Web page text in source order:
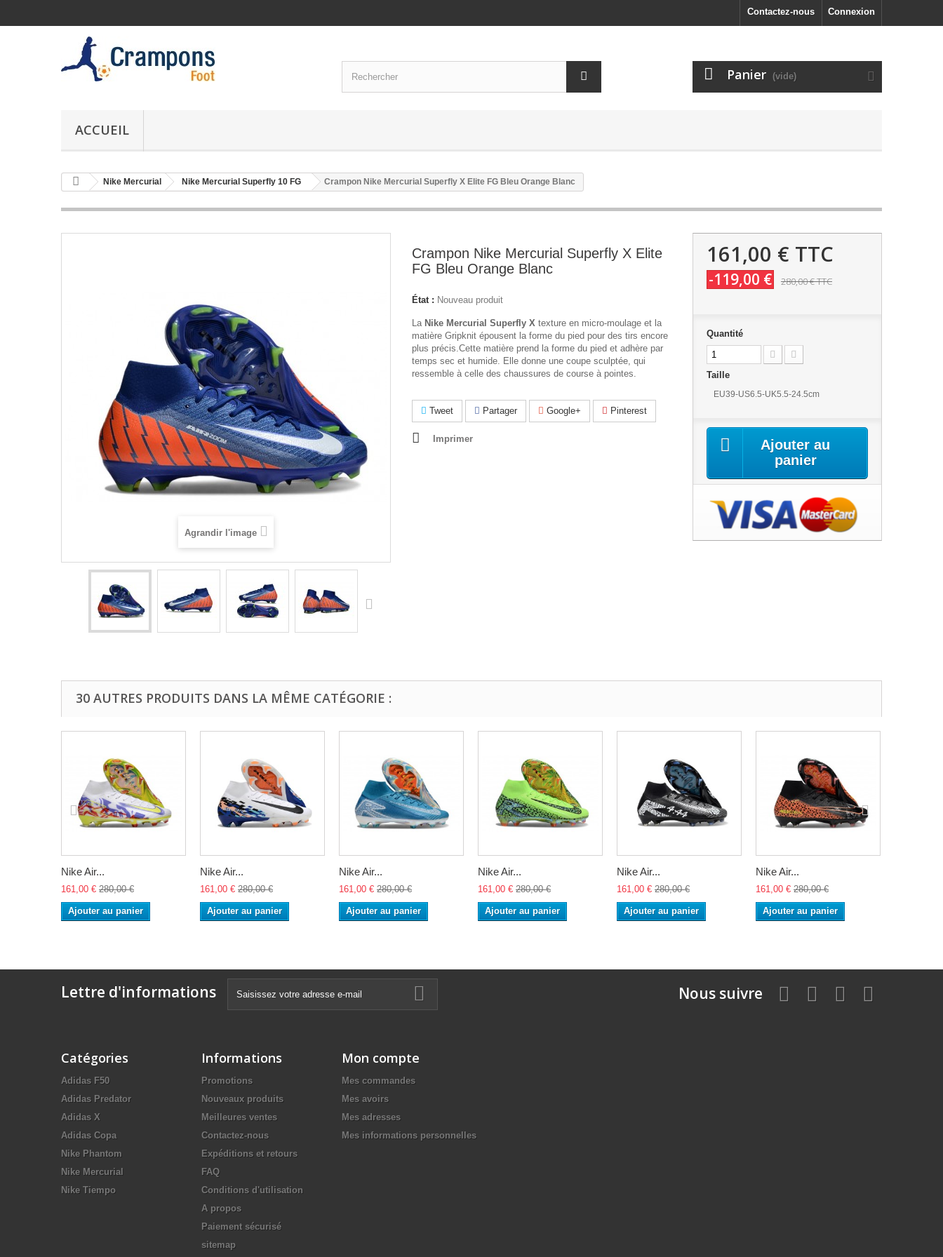
Connexion
Contactez-nous
Panier (vide)
ACCUEIL
Nike Mercurial Nike Mercurial Superfly 10 FG Crampon Nike Mercurial Superfly X Elite FG Bleu Orange Blanc
Agrandir l'image
Crampon Nike Mercurial Superfly X Elite
FG Bleu Orange Blanc
État : Nouveau produit
LaNike Mercurial Superfly X texture en micro-moulage et la
matière Gripknit épousent la forme du pied pour des tirs encore
plus précis.Cette matière prend la forme du pied et adhère par
temps sec et humide. Elle donne une coupe sculptée, qui
ressemble à celle des chaussures de course à pointes.
Tweet Partager Google+ Pinterest
Imprimer
161,00 € TTC
-119,00 € 280,00 €TTC
Quantité
Taille
EU39-US6.5-UK5.5-24.5cm
Ajouter au
panier
30 AUTRES PRODUITS DANS LA MÊME CATÉGORIE :
Nike Air...
161,00 € 280,00 €
Ajouter au panier
Nike Air...
161,00 € 280,00 €
Ajouter au panier
Nike Air...
161,00 € 280,00 €
Ajouter au panier
Nike Air...
161,00 € 280,00 €
Ajouter au panier
Nike Air...
161,00 € 280,00 €
Ajouter au panier
Nike Air...
161,00 € 280,00 €
Ajouter au panier
Lettre d'informations Nous suivre
Catégories
Adidas F50
Adidas Predator
Adidas X
Adidas Copa
Nike Phantom
Nike Mercurial
Nike Tiempo
Informations
Promotions
Nouveaux produits
Meilleures ventes
Contactez-nous
Expéditions et retours
FAQ
Conditions d'utilisation
A propos
Paiement sécurisé
sitemap
Mon compte
Mes commandes
Mes avoirs
Mes adresses
Mes informations personnelles